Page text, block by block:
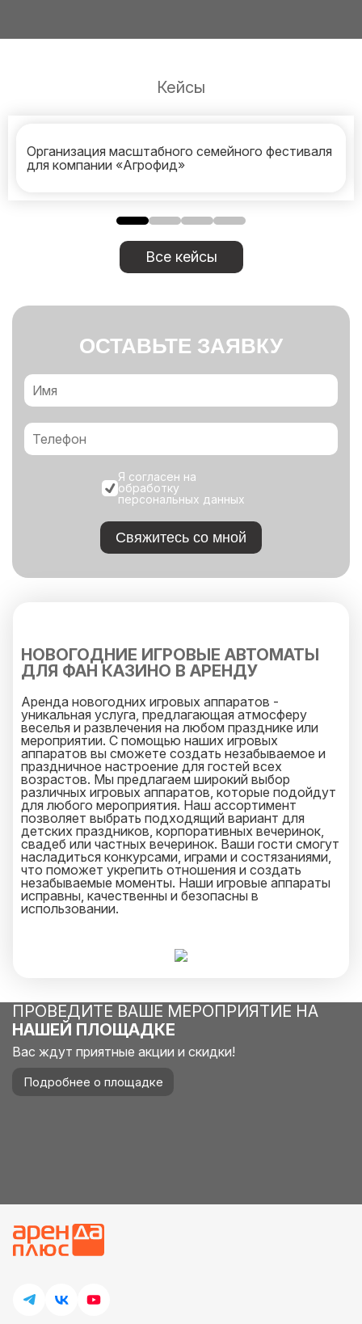
Кейсы
Организация масштабного семейного фестиваля
для компании «Агрофид»
Все кейсы
ОСТАВЬТЕ ЗАЯВКУ
Я согласен на
обработку
персональных данных
Свяжитесь со мной
НОВОГОДНИЕ ИГРОВЫЕ АВТОМАТЫ
ДЛЯ ФАН КАЗИНО В АРЕНДУ
Аренда новогодних игровых аппаратов -
уникальная услуга, предлагающая атмосферу
веселья и развлечения на любом празднике или
мероприятии. С помощью наших игровых
аппаратов вы сможете создать незабываемое и
праздничное настроение для гостей всех
возрастов. Мы предлагаем широкий выбор
различных игровых аппаратов, которые подойдут
для любого мероприятия. Наш ассортимент
позволяет выбрать подходящий вариант для
детских праздников, корпоративных вечеринок,
свадеб или частных вечеринок. Ваши гости смогут
насладиться конкурсами, играми и состязаниями,
что поможет укрепить отношения и создать
незабываемые моменты. Наши игровые аппараты
исправны, качественны и безопасны в
использовании.
ПРОВЕДИТЕ ВАШЕ МЕРОПРИЯТИЕ НА
НАШЕЙ ПЛОЩАДКЕ
Вас ждут приятные акции и скидки!
Подробнее о площадке